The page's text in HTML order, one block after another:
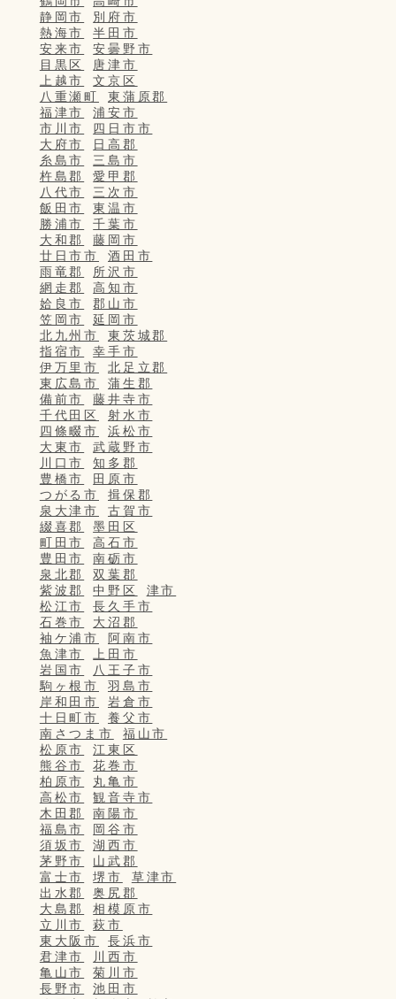
静岡市
別府市
熱海市
半田市
安来市
安曇野市
目黒区
唐津市
上越市
文京区
八重瀬町
東蒲原郡
福津市
浦安市
市川市
四日市市
大府市
日高郡
糸島市
三島市
杵島郡
愛甲郡
八代市
三次市
飯田市
東温市
勝浦市
千葉市
大和郡
藤岡市
廿日市市
酒田市
雨竜郡
所沢市
網走郡
高知市
姶良市
郡山市
笠岡市
延岡市
北九州市
東茨城郡
指宿市
幸手市
伊万里市
北足立郡
東広島市
蒲生郡
備前市
藤井寺市
千代田区
射水市
四條畷市
浜松市
大東市
武蔵野市
川口市
知多郡
豊橋市
田原市
つがる市
揖保郡
泉大津市
古賀市
綴喜郡
墨田区
町田市
高石市
豊田市
南砺市
泉北郡
双葉郡
紫波郡
中野区
津市
松江市
長久手市
石巻市
大沼郡
袖ケ浦市
阿南市
魚津市
上田市
岩国市
八王子市
駒ヶ根市
羽島市
岸和田市
岩倉市
十日町市
養父市
南さつま市
福山市
松原市
江東区
熊谷市
花巻市
柏原市
丸亀市
高松市
観音寺市
木田郡
南陽市
福島市
岡谷市
須坂市
湖西市
茅野市
山武郡
富士市
堺市
草津市
出水郡
奥尻郡
大島郡
相模原市
立川市
萩市
東大阪市
長浜市
君津市
川西市
亀山市
菊川市
長野市
池田市